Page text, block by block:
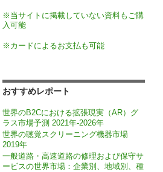
※当サイトに掲載していない資料もご購
入可能
※カードによるお支払も可能
おすすめレポート
世界のB2Cにおける拡張現実（AR）グ
ラス市場予測 2021年-2026年
世界の聴覚スクリーニング機器市場
2019年
一般道路・高速道路の修理および保守サ
ービスの世界市場：企業別、地域別、種